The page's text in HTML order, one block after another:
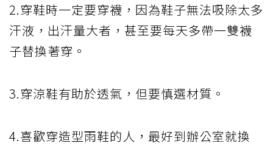
2.穿鞋時一定要穿襪，因為鞋子無法吸除太多
汗液，出汗量大者，甚至要每天多帶一雙襪
子替換著穿。
3.穿涼鞋有助於透氣，但要慎選材質。
4.喜歡穿造型雨鞋的人，最好到辦公室就換